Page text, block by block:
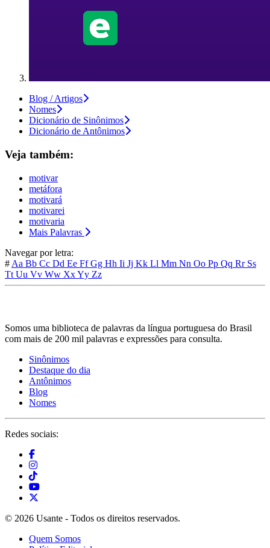
Blog / Artigos
Nomes
Dicionário de Sinônimos
Dicionário de Antônimos
Veja também:
motivar
metáfora
motivará
motivarei
motivaria
Mais Palavras
Navegar por letra:
# Aa Bb Cc Dd Ee FfGg Hh Ii Jj Kk Ll Mm Nn Oo Pp Qq Rr Ss
Tt Uu Vv Ww XxYy Zz
Somos uma biblioteca de palavras da língua portuguesa do Brasil
com mais de 200 mil palavras e expressões para consulta.
Sinônimos
Destaque do dia
Antônimos
Blog
Nomes
Redes sociais:
© 2026 Usante - Todos os direitos reservados.
Quem Somos